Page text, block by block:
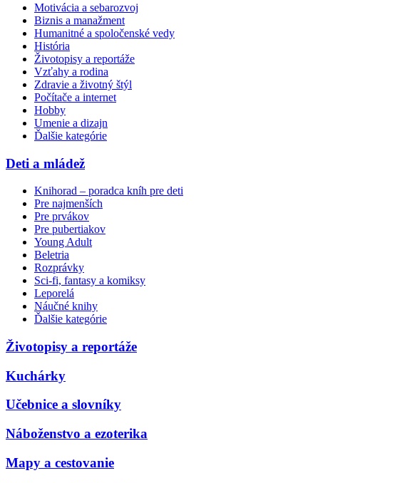
Motivácia a sebarozvoj
Biznis a manažment
Humanitné a spoločenské vedy
História
Životopisy a reportáže
Vzťahy a rodina
Zdravie a životný štýl
Počítače a internet
Hobby
Umenie a dizajn
Ďalšie kategórie
Deti a mládež
Knihorad – poradca kníh pre deti
Pre najmenších
Pre prvákov
Pre pubertiakov
Young Adult
Beletria
Rozprávky
Sci-fi, fantasy a komiksy
Leporelá
Náučné knihy
Ďalšie kategórie
Životopisy a reportáže
Kuchárky
Učebnice a slovníky
Náboženstvo a ezoterika
Mapy a cestovanie